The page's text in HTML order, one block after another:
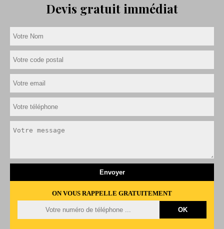
Devis gratuit immédiat
ON VOUS RAPPELLE GRATUITEMENT